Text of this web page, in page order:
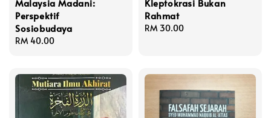
Malaysia Madani:
Perspektif
Sosiobudaya
Regular
RM 40.00
Kleptokrasi Bukan
Rahmat
Regular
RM 30.00